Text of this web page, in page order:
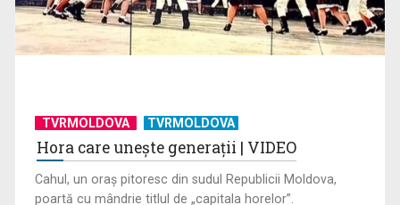
TVRMOLDOVA TVRMOLDOVA
Hora care unește generații | VIDEO
Cahul, un oraș pitoresc din sudul Republicii Moldova,
poartă cu mândrie titlul de „capitala horelor”.